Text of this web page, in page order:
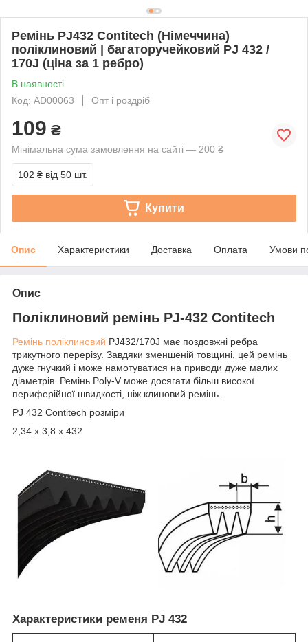
Ремінь PJ432 Contitech (Німеччина)
поліклиновий | багаторучейковий PJ 432 /
170J (ціна за 1 ребро)
В наявності
Код: AD00063
Опт і роздріб
109 ₴
Мінімальна сума замовлення на сайті — 200 ₴
102 ₴ від 50 шт.
Купити
Опис Характеристики Доставка Оплата Умови
Опис
Поліклиновий ремінь PJ-432 Contitech
Ремінь поліклиновий PJ432/170J має поздовжні ребра
трикутного перерізу. Завдяки зменшеній товщині, цей ремінь
дуже гнучкий і може намотуватися на приводи дуже малих
діаметрів. Ремінь Poly-V може досягати більш високої
периферійної швидкості, ніж клиновий ремінь.
PJ 432 Contitech розміри
2,34 х 3,8 х 432
Характеристики ременя PJ 432